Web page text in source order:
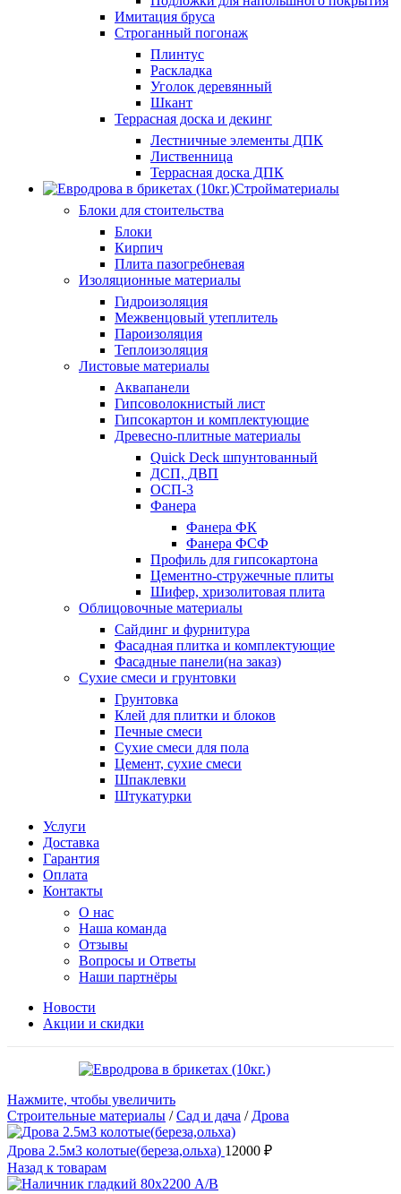
Имитация бруса
Строганный погонаж
Плинтус
Раскладка
Уголок деревянный
Шкант
Террасная доска и декинг
Лестничные элементы ДПК
Лиственница
Террасная доска ДПК
Стройматериалы
Блоки для стоительства
Блоки
Кирпич
Плита пазогребневая
Изоляционные материалы
Гидроизоляция
Межвенцовый утеплитель
Пароизоляция
Теплоизоляция
Листовые материалы
Аквапанели
Гипсоволокнистый лист
Гипсокартон и комплектующие
Древесно-плитные материалы
Quick Deck шпунтованный
ДСП, ДВП
ОСП-3
Фанера
Фанера ФК
Фанера ФСФ
Профиль для гипсокартона
Цементно-стружечные плиты
Шифер, хризолитовая плита
Облицовочные материалы
Сайдинг и фурнитура
Фасадная плитка и комплектующие
Фасадные панели(на заказ)
Сухие смеси и грунтовки
Грунтовка
Клей для плитки и блоков
Печные смеси
Сухие смеси для пола
Цемент, сухие смеси
Шпаклевки
Штукатурки
Услуги
Доставка
Гарантия
Оплата
Контакты
О нас
Наша команда
Отзывы
Вопросы и Ответы
Наши партнёры
Новости
Акции и скидки
Нажмите, чтобы увеличить
Строительные материалы /Сад и дача / Дрова
Дрова 2.5м3 колотые(береза,ольха) 12000 ₽
Назад к товарам